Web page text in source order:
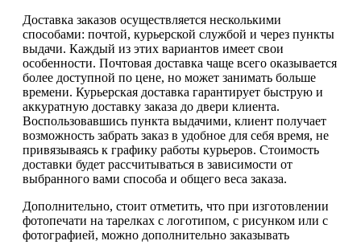
Доставка заказов осуществляется несколькими
способами: почтой, курьерской службой и через пункты
выдачи. Каждый из этих вариантов имеет свои
особенности. Почтовая доставка чаще всего оказывается
более доступной по цене, но может занимать больше
времени. Курьерская доставка гарантирует быструю и
аккуратную доставку заказа до двери клиента.
Воспользовавшись пункта выдачими, клиент получает
возможность забрать заказ в удобное для себя время, не
привязываясь к графику работы курьеров. Стоимость
доставки будет рассчитываться в зависимости от
выбранного вами способа и общего веса заказа.
Дополнительно, стоит отметить, что при изготовлении
фотопечати на тарелках с логотипом, с рисунком или с
фотографией, можно дополнительно заказывать